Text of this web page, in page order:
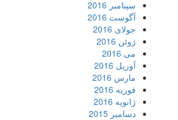
سپتامبر 2016
آگوست 2016
جولای 2016
ژوئن 2016
می 2016
آوریل 2016
مارس 2016
فوریه 2016
ژانویه 2016
دسامبر 2015